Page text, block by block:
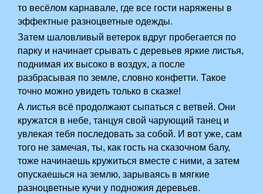
то весёлом карнавале, где все гости наряжены в
эффектные разноцветные одежды.
Затем шаловливый ветерок вдруг пробегается по
парку и начинает срывать с деревьев яркие листья,
поднимая их высоко в воздух, а после
разбрасывая по земле, словно конфетти. Такое
точно можно увидеть только в сказке!
А листья всё продолжают сыпаться с ветвей. Они
кружатся в небе, танцуя свой чарующий танец и
увлекая тебя последовать за собой. И вот уже, сам
того не замечая, ты, как гость на сказочном балу,
тоже начинаешь кружиться вместе с ними, а затем
опускаешься на землю, зарываясь в мягкие
разноцветные кучи у подножия деревьев.